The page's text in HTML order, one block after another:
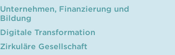
Unternehmen, Finanzierung und
Bildung
Digitale Transformation
Zirkuläre Gesellschaft